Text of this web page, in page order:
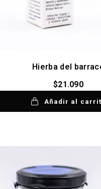
Hierba del
$21.090
Añadir al